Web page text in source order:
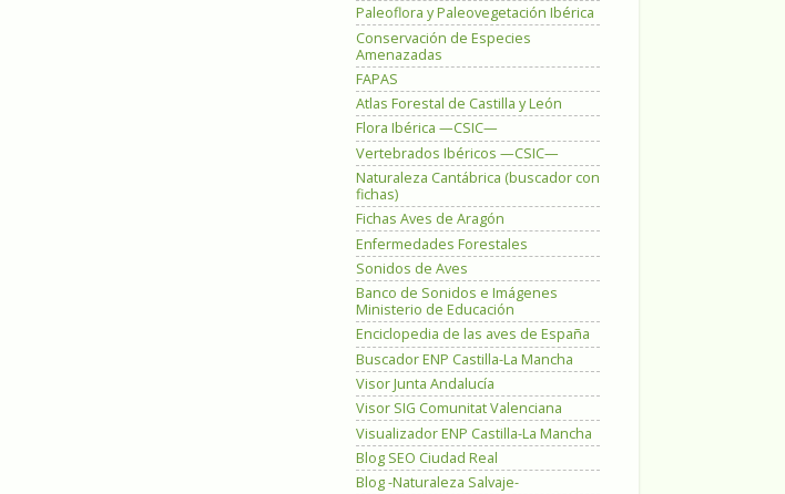
Paleoflora y Paleovegetación Ibérica
Conservación de Especies
Amenazadas
FAPAS
Atlas Forestal de Castilla y León
Flora Ibérica —CSIC—
Vertebrados Ibéricos —CSIC—
Naturaleza Cantábrica (buscador con
fichas)
Fichas Aves de Aragón
Enfermedades Forestales
Sonidos de Aves
Banco de Sonidos e Imágenes
Ministerio de Educación
Enciclopedia de las aves de España
Buscador ENP Castilla-La Mancha
Visor Junta Andalucía
Visor SIG Comunitat Valenciana
Visualizador ENP Castilla-La Mancha
Blog SEO Ciudad Real
Blog -Naturaleza Salvaje-